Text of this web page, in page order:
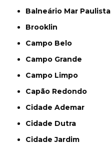
Balneário Mar Paulista
Brooklin
Campo Belo
Campo Grande
Campo Limpo
Capão Redondo
Cidade Ademar
Cidade Dutra
Cidade Jardim